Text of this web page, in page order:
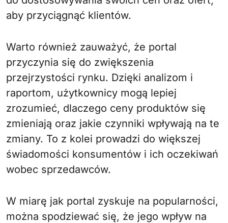
aby przyciągnąć klientów.
Warto również zauważyć, że portal
przyczynia się do zwiększenia
przejrzystości rynku. Dzięki analizom i
raportom, użytkownicy mogą lepiej
zrozumieć, dlaczego ceny produktów się
zmieniają oraz jakie czynniki wpływają na te
zmiany. To z kolei prowadzi do większej
świadomości konsumentów i ich oczekiwań
wobec sprzedawców.
W miarę jak portal zyskuje na popularności,
można spodziewać się, że jego wpływ na